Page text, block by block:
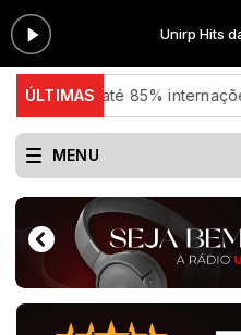
Unirp Hits das
ÚLTIMAS
85% internações no SUS
MENU